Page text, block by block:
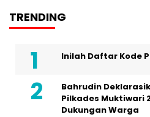
TRENDING
Inilah Daftar Kode
Bahrudin
Pilkades Muktiwari
Dukungan Warga